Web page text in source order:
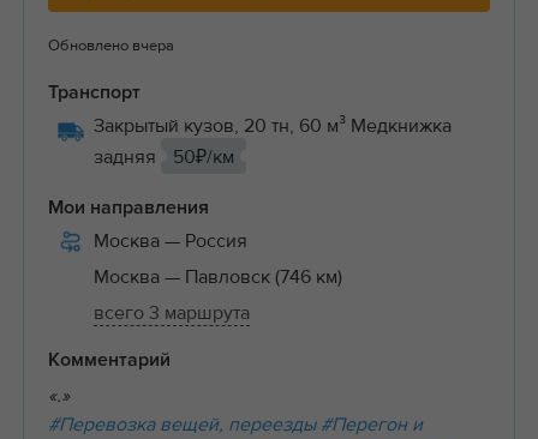
Обновлено вчера
Транспорт
Закрытый кузов, 20 тн, 60 м³ Медкнижка
задняя
50₽/км
Мои направления
Москва — Россия
Москва — Павловск (746 км)
всего 3 маршрута
Комментарий
«.»
#Перевозка вещей, переезды #Перегон и